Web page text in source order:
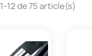
12 de 75 article(s)